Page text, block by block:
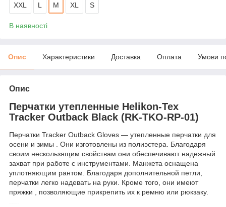
XXL L M XL S
В наявності
Опис Характеристики Доставка Оплата Умови
Опис
Перчатки утепленные Helikon-Tex
Tracker Outback Black (RK-TKO-RP-01)
Перчатки Tracker Outback Gloves — утепленные перчатки для
осени и зимы . Они изготовлены из полиэстера. Благодаря
своим нескользящим свойствам они обеспечивают надежный
захват при работе с инструментами. Манжета оснащена
уплотняющим рантом. Благодаря дополнительной петли,
перчатки легко надевать на руки. Кроме того, они имеют
пряжки , позволяющие прикрепить их к ремню или рюкзаку.